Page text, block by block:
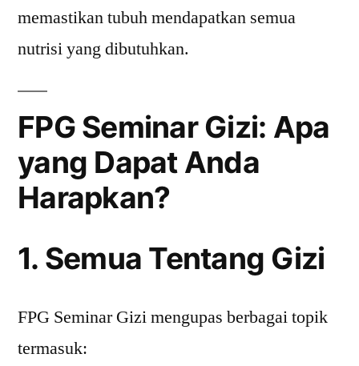
memastikan tubuh mendapatkan semua
nutrisi yang dibutuhkan.
FPG Seminar Gizi: Apa
yang Dapat Anda
Harapkan?
1. Semua Tentang Gizi
FPG Seminar Gizi mengupas berbagai topik
termasuk: